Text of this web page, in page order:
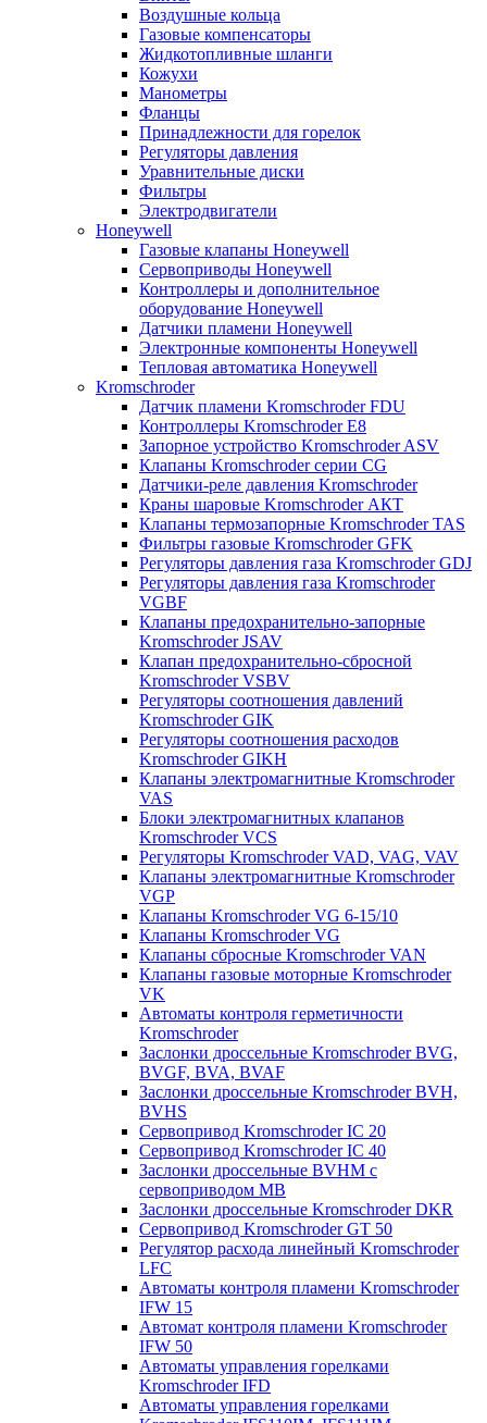
Воздушные кольца
Газовые компенсаторы
Жидкотопливные шланги
Кожухи
Манометры
Фланцы
Принадлежности для горелок
Регуляторы давления
Уравнительные диски
Фильтры
Электродвигатели
Honeywell
Газовые клапаны Honeywell
Сервоприводы Honeywell
Контроллеры и дополнительное
оборудование Honeywell
Датчики пламени Honeywell
Электронные компоненты Honeywell
Тепловая автоматика Honeywell
Kromschroder
Датчик пламени Kromschroder FDU
Контроллеры Kromschroder E8
Запорное устройство Kromschroder ASV
Клапаны Kromschroder серии CG
Датчики-реле давления Kromschroder
Краны шаровые Kromschroder АКТ
Клапаны термозапорные Kromschroder TAS
Фильтры газовые Kromschroder GFK
Регуляторы давления газа Kromschroder GDJ
Регуляторы давления газа Kromschroder
VGBF
Клапаны предохранительно-запорные
Kromschroder JSAV
Клапан предохранительно-сбросной
Kromschroder VSBV
Регуляторы соотношения давлений
Kromschroder GIK
Регуляторы соотношения расходов
Kromschroder GIKH
Клапаны электромагнитные Kromschroder
VAS
Блоки электромагнитных клапанов
Kromschroder VCS
Регуляторы Kromschroder VAD, VAG, VAV
Клапаны электромагнитные Kromschroder
VGP
Клапаны Kromschroder VG 6-15/10
Клапаны Kromschroder VG
Клапаны сбросные Kromschroder VAN
Клапаны газовые моторные Kromschroder
VK
Автоматы контроля герметичности
Kromschroder
Заслонки дроссельные Kromschroder BVG,
BVGF, BVA, BVAF
Заслонки дроссельные Kromschroder BVH,
BVHS
Сервопривод Kromschroder IC 20
Сервопривод Kromschroder IC 40
Заслонки дроссельные BVHM с
сервоприводом МВ
Заслонки дроссельные Kromschroder DKR
Cервопривод Kromschroder GT 50
Регулятор расхода линейный Kromschroder
LFC
Автоматы контроля пламени Kromschroder
IFW 15
Автомат контроля пламени Kromschroder
IFW 50
Автоматы управления горелками
Kromschroder IFD
Автоматы управления горелками